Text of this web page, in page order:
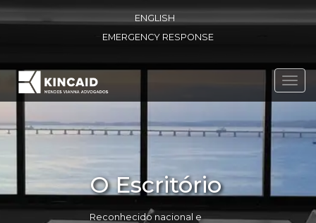
ENGLISH
EMERGENCY RESPONSE
O Escritório
Reconhecido nacional e